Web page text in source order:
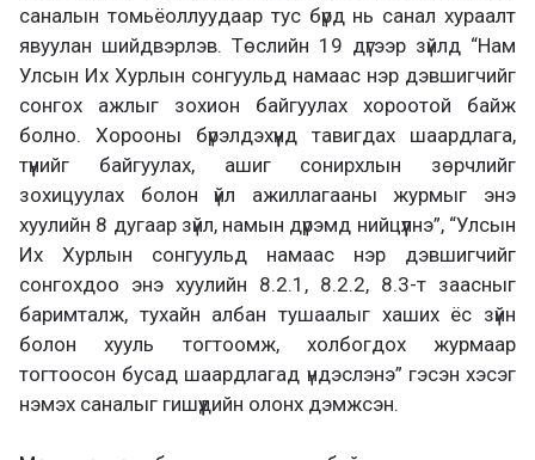
саналын томьёоллуудаар тус бүрд нь санал хураалт
явуулан шийдвэрлэв. Төслийн 19 дүгээр зүйлд “Нам
Улсын Их Хурлын сонгуульд намаас нэр дэвшигчийг
сонгох ажлыг зохион байгуулах хороотой байж
болно. Хорооны бүрэлдэхүүнд тавигдах шаардлага,
түүнийг байгуулах, ашиг сонирхлын зөрчлийг
зохицуулах болон үйл ажиллагааны журмыг энэ
хуулийн 8 дугаар зүйл, намын дүрэмд нийцүүлнэ”, “Улсын
Их Хурлын сонгуульд намаас нэр дэвшигчийг
сонгохдоо энэ хуулийн 8.2.1, 8.2.2, 8.3-т заасныг
баримталж, тухайн албан тушаалыг хаших ёс зүйн
болон хууль тогтоомж, холбогдох журмаар
тогтоосон бусад шаардлагад үндэслэнэ” гэсэн хэсэг
нэмэх саналыг гишүүдийн олонх дэмжсэн.